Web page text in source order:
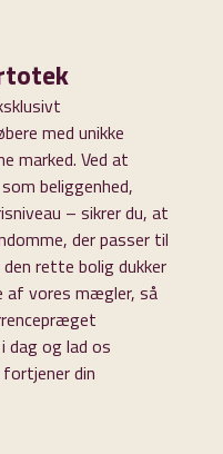
med unikke
marked. Ved at
beliggenhed,
– sikrer du, at
der passer til
rette bolig dukker
af vores mægler, så
dag og lad os
fortjener din